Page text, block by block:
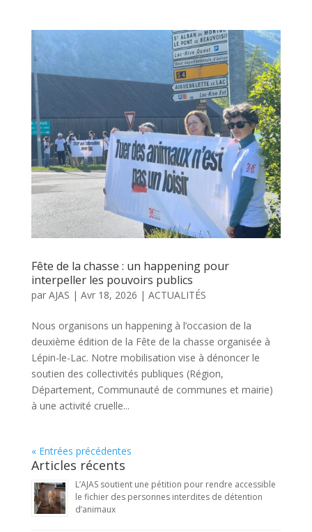
Fête de la chasse : un happening pour
interpeller les pouvoirs publics
par AJAS | Avr 18, 2026 | ACTUALITÉS
Nous organisons un happening à l’occasion de la
deuxième édition de la Fête de la chasse organisée à
Lépin-le-Lac. Notre mobilisation vise à dénoncer le
soutien des collectivités publiques (Région,
Département, Communauté de communes et mairie)
à une activité cruelle...
« Entrées précédentes
Articles récents
L’AJAS soutient une pétition pour rendre accessible
le fichier des personnes interdites de détention
d’animaux